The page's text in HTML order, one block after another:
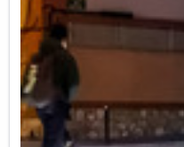
área, con especial
personas mayores y
exclusión.
Objetivos del
Construir nuevas